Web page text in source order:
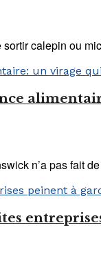
calepin ou
n’a pas fait